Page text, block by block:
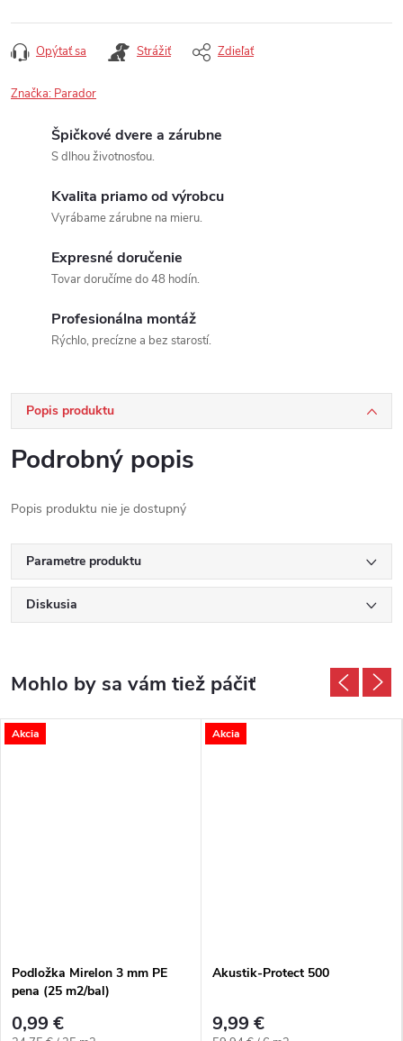
Opýtať sa Strážiť Zdieľať
Značka: Parador
Špičkové dvere a zárubne
S dlhou životnosťou.
Kvalita priamo od výrobcu
Vyrábame zárubne na mieru.
Expresné doručenie
Tovar doručíme do 48 hodín.
Profesionálna montáž
Rýchlo, precízne a bez starostí.
Popis produktu
Podrobný popis
Popis produktu nie je dostupný
Parametre produktu
Diskusia
Akcia
Podložka Mirelon 3 mm PE
pena (25 m2/bal)
0,99 €
Akcia
Akustik-Protect 500
9,99 €